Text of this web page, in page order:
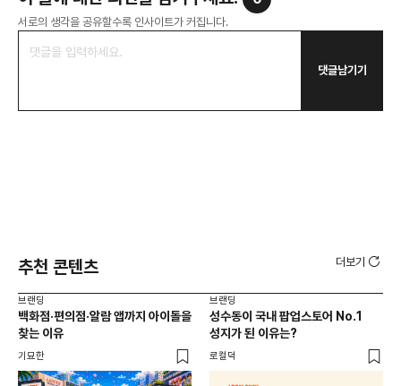
서로의 생각을 공유할수록 인사이트가 커집니다.
댓글남기기
추천 콘텐츠 더보기
브랜딩
백화점·편의점·알람 앱까지 아이돌을
찾는 이유
기묘한
브랜딩
성수동이 국내 팝업스토어 No.1
성지가 된 이유는?
로컬덕